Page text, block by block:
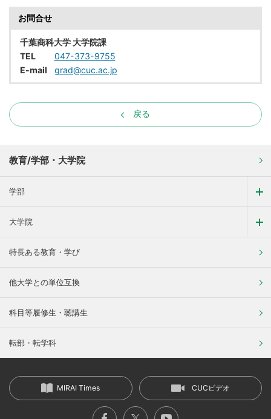
お問合せ
千葉商科大学 大学院課
TEL
047-373-9755
E-mail
grad@cuc.ac.jp
戻る
教育/学部・大学院
学部
大学院
特長ある教育・学び
他大学との単位互換
科目等履修生・聴講生
転部・転学科
MIRAI Times CUCビデオ